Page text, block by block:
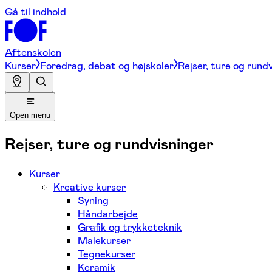
Gå til indhold
Aftenskolen
Kurser Foredrag, debat og højskoler Rejser, ture og
Open menu
Rejser, ture og rundvisninger
Kurser
Kreative kurser
Syning
Håndarbejde
Grafik og trykketeknik
Malekurser
Tegnekurser
Keramik